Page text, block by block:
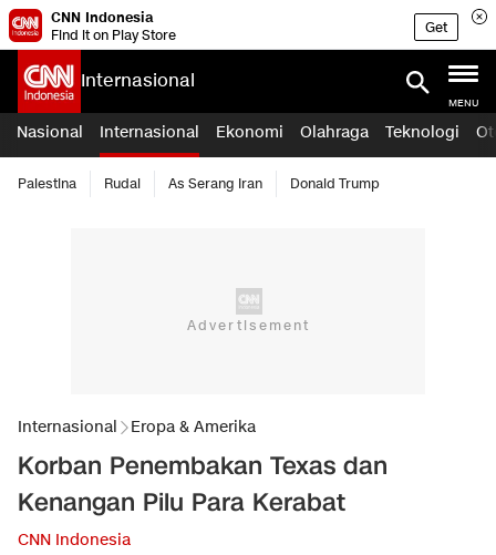
CNN Indonesia
Find it on Play Store
Get
Internasional
MENU
Nasional Internasional Ekonomi Olahraga Teknologi
Palestina Rudal As Serang Iran Donald Trump
Internasional Eropa & Amerika
Korban Penembakan Texas dan
Kenangan Pilu Para Kerabat
CNN Indonesia